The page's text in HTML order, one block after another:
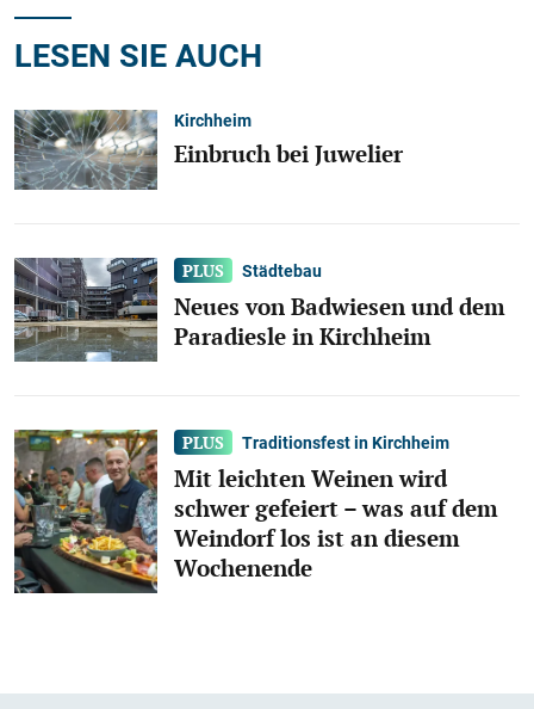
LESEN SIE AUCH
Kirchheim
Einbruch bei Juwelier
Städtebau
Neues von Badwiesen und dem
Paradiesle in Kirchheim
Traditionsfest in Kirchheim
Mit leichten Weinen wird
schwer gefeiert – was auf dem
Weindorf los ist an diesem
Wochenende